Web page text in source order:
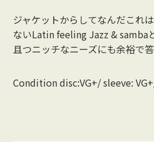
CONTACT
ジャケットからしてなんだこれ
ないLatin feeling Jazz & samba
且つニッチなニーズにも余裕で
Condition disc:VG+/ sleeve: